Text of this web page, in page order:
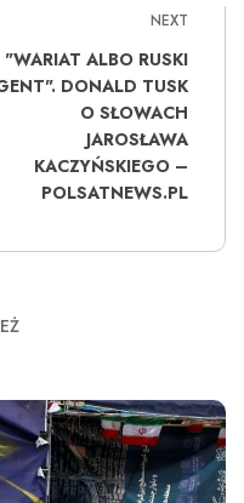
NEXT
"WARIAT ALBO RUSKI
DONALD TUSK
O SŁOWACH
JAROSŁAWA
KACZYŃSKIEGO –
POLSATNEWS.PL